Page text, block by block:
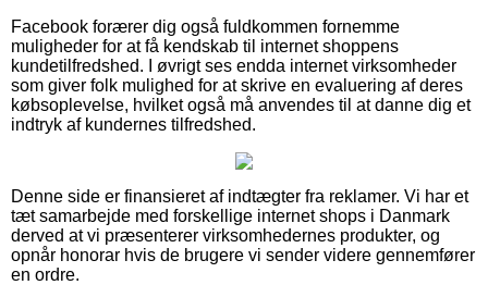
Facebook forærer dig også fuldkommen fornemme
muligheder for at få kendskab til internet shoppens
kundetilfredshed. I øvrigt ses endda internet virksomheder
som giver folk mulighed for at skrive en evaluering af deres
købsoplevelse, hvilket også må anvendes til at danne dig et
indtryk af kundernes tilfredshed.
Denne side er finansieret af indtægter fra reklamer. Vi har et
tæt samarbejde med forskellige internet shops i Danmark
derved at vi præsenterer virksomhedernes produkter, og
opnår honorar hvis de brugere vi sender videre gennemfører
en ordre.